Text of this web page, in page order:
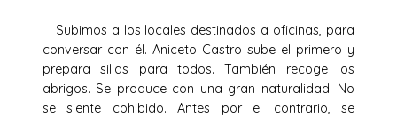
Subimos a los locales destinados a oficinas, para
conversar con él. Aniceto Castro sube el primero y
prepara sillas para todos. También recoge los
abrigos. Se produce con una gran naturalidad. No
se siente cohibido. Antes por el contrario, se